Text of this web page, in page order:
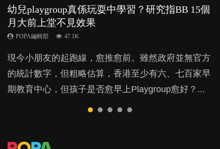
幼兒playgroup真係玩耍中學習？研究指BB 15個
月大前上堂不見效果
POPA編輯部 47.1K
現今小朋友的起跑線，愈推愈前。雖然政府並無官方
的統計數字，但粗略估算，香港至少有六、七百家早
期教育中心，但孩子是否愈早上Playgroup愈好？...
幼稚園遊戲課 如何刺激幼兒自發學習取代獎勵
與懲罰？
POPA編輯部 33.1K
由美國學者所創的 tools of the mind 課程，學生以遊
戲方式學習，學術能力和自制能力亦明顯比其他小朋
友優勝，到底這課程有何特別之處？...
全職好？在職好？｜全職媽媽與在職媽媽的壓
力與價值
POPA編輯部 25.8K
許多媽媽心底可能都有一刻掙扎過：究竟全職好，還
是在職好。雖說每個家庭都有自己的獨特狀況和考慮
因素，但原來全職和在職媽媽所養育的子女其實都各
老公患產後憂鬱症對BB的影響
POPA編輯部 15.9K
鬱，影響日常生活，嚴重的甚至會有自殺，或傷害小
朋友的念頭。但為何爸爸患上產後抑鬱往往難以察
覺？...
凡事以BB為中心，就係好爸媽？｜別忽視父母
的身心虛耗
POPA編輯部 31.5K
父母日夜無間、身心俱疲地照顧BB，如何做到正向
教養？部份父母更會為了小朋友放棄自己的嗜好、減
少出席朋友聚會等等，你以為會換來美好的親子關